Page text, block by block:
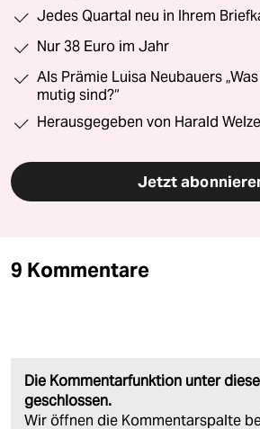
Jedes Quartal neu in Ihrem
Nur 38 Euro im Jahr
Als Prämie Luisa Neubauers
mutig sind?“
Herausgegeben von Harald
Jetzt
9 Kommentare
Die Kommentarfunktion unter
geschlossen.
Wir öffnen die Kommentarspalte